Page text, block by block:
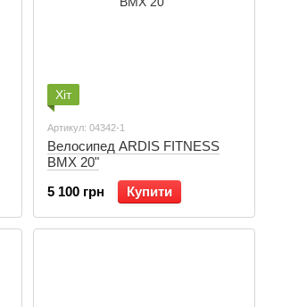
Хіт
Артикул: 04342-1
Велосипед ARDIS FITNESS
BMX 20"
5 100 грн
Купити